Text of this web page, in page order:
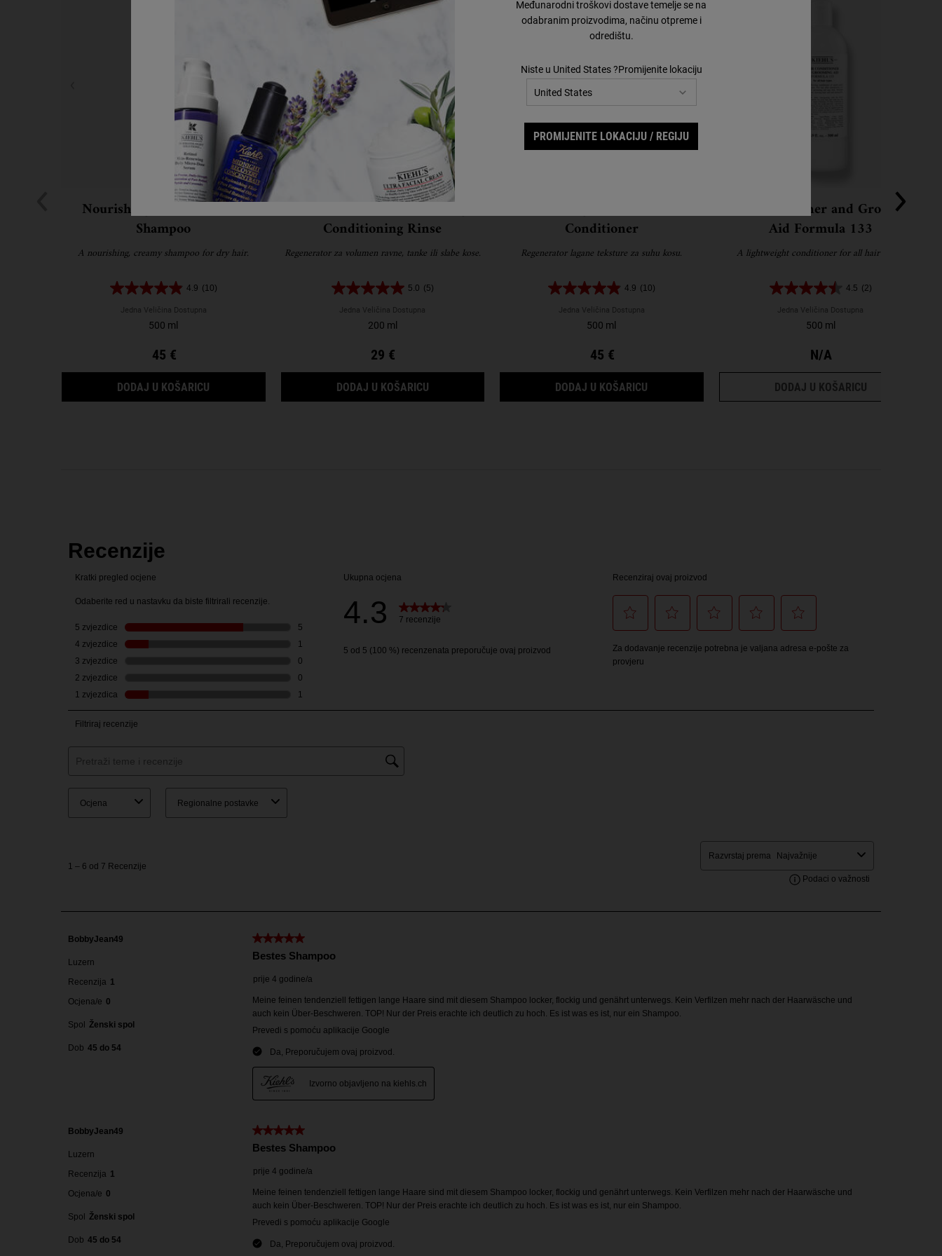
Nourishing Olive Fruit Oil
Shampoo
A nourishing, creamy shampoo for dry hair.
4.9 (10)
Jedna Veličina Dostupna
500 ml
45 €
DODAJ U KOŠARICU NOURISHING OLIVE FRUIT OIL SHAMPOO
Rice and Wheat Volumizing
Conditioning Rinse
Regenerator za volumen ravne, tanke ili slabe kose.
5.0 (5)
Jedna Veličina Dostupna
200 ml
29 €
DODAJ U KOŠARICU RICE AND WHEAT VOLUMIZING CONDITIONING RINSE
Nourishing Olive Fruit Oil
Conditioner
Regenerator lagane teksture za suhu kosu.
4.9 (10)
Jedna Veličina Dostupna
500 ml
45 €
DODAJ U KOŠARICU NOURISHING OLIVE FRUIT OIL CONDITIONER
Hair Conditioner and Grooming
Aid Formula 133
A lightweight conditioner for all hair types.
4.5 (2)
Jedna Veličina Dostupna
500 ml
N/A
DODAJ U KOŠARICU
Međunarodni troškovi dostave temelje se na
odabranim proizvodima, načinu otpreme i
odredištu.
Niste u United States ?Promijenite lokaciju
PROMIJENITE LOKACIJU / REGIJU